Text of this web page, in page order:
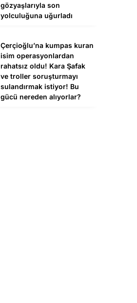
gözyaşlarıyla son
yolculuğuna uğurladı
Çerçioğlu’na kumpas kuran
isim operasyonlardan
rahatsız oldu! Kara Şafak
ve troller soruşturmayı
sulandırmak istiyor! Bu
gücü nereden alıyorlar?